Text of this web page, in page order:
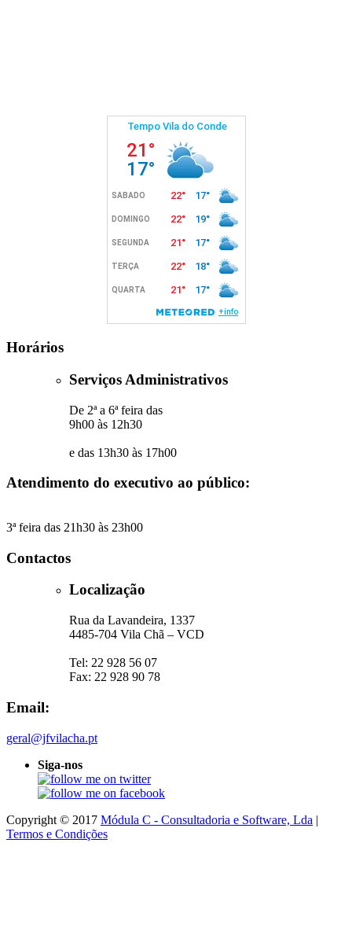
Horários
Serviços Administrativos
De 2ª a 6ª feira das
9h00 às 12h30
e das 13h30 às 17h00
Atendimento do executivo ao público:
3ª feira das 21h30 às 23h00
Contactos
Localização
Rua da Lavandeira, 1337
4485-704 Vila Chã – VCD
Tel: 22 928 56 07
Fax: 22 928 90 78
Email:
geral@jfvilacha.pt
Siga-nos
Copyright © 2017 Módula C - Consultadoria e Software, Lda |
Termos e Condições